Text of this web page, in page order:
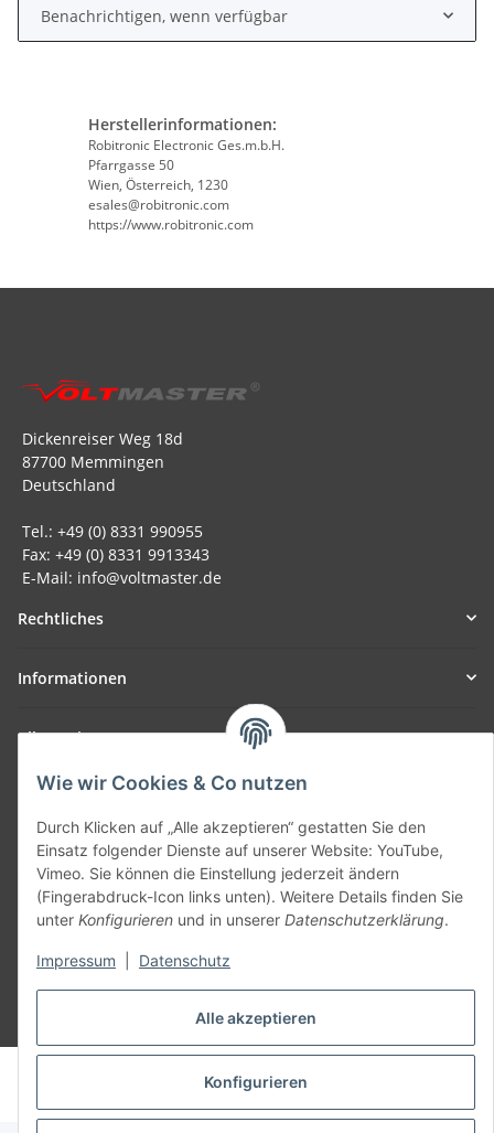
Alle akzeptieren
Konfigurieren
Wie wir Cookies & Co nutzen
Durch Klicken auf „Alle akzeptieren“ gestatten Sie den
Einsatz folgender Dienste auf unserer Website: YouTube,
Vimeo. Sie können die Einstellung jederzeit ändern
(Fingerabdruck-Icon links unten). Weitere Details finden Sie
unter Konfigurieren und in unserer Datenschutzerklärung.
Impressum Datenschutz
Benachrichtigen, wenn verfügbar
Herstellerinformationen:
Robitronic Electronic Ges.m.b.H.
Pfarrgasse 50
Wien, Österreich, 1230
esales@robitronic.com
https://www.robitronic.com
Dickenreiser Weg 18d
87700 Memmingen
Deutschland
Tel.: +49 (0) 8331 990955
Fax: +49 (0) 8331 9913343
E-Mail: info@voltmaster.de
Rechtliches
Informationen
Allgemein
Teil unseres Netzwerks:
SmoliTec - Safety. Simplified. Worldwide. ( B2B Shop )
Vertrag widerrufen
* Alle Preise inkl. gesetzlicher USt., zzgl.Versand
© voltmaster.de
Powered byJTL-Shop